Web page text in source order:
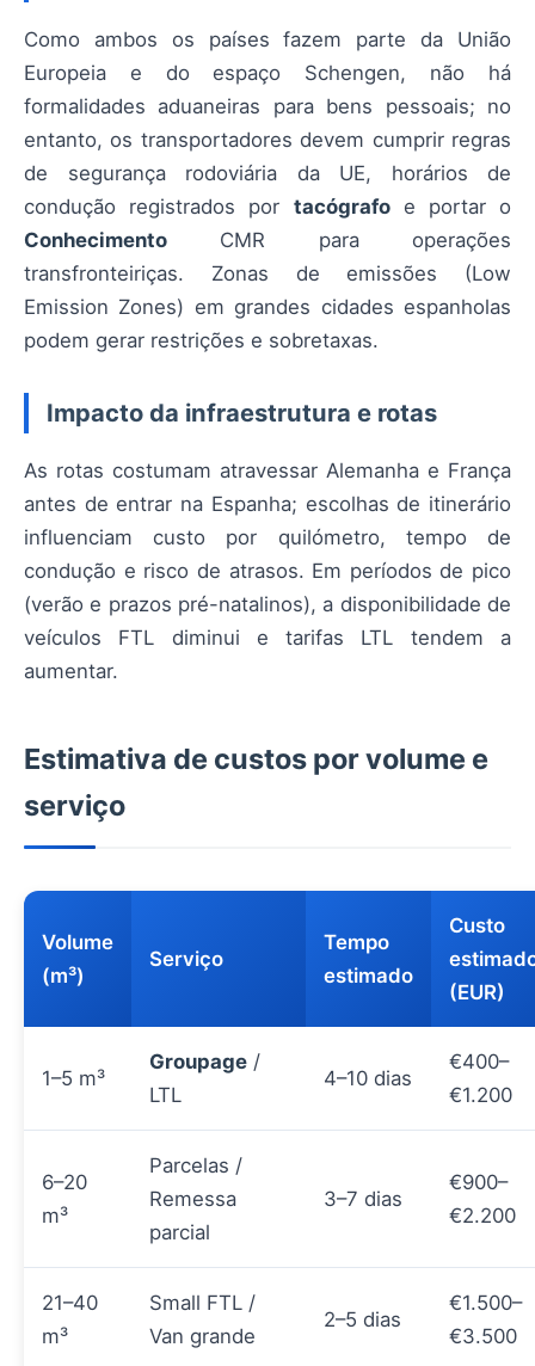
Como ambos os países fazem parte da União
Europeia e do espaço Schengen, não há
formalidades aduaneiras para bens pessoais; no
entanto, os transportadores devem cumprir regras
de segurança rodoviária da UE, horários de
condução registrados por tacógrafoe portar o
Conhecimento CMR para operações
transfronteiriças. Zonas de emissões (Low
Emission Zones) em grandes cidades espanholas
podem gerar restrições e sobretaxas.
Impacto da infraestrutura e rotas
As rotas costumam atravessar Alemanha e França
antes de entrar na Espanha; escolhas de itinerário
influenciam custo por quilómetro, tempo de
condução e risco de atrasos. Em períodos de pico
(verão e prazos pré-natalinos), a disponibilidade de
veículos FTL diminui e tarifas LTL tendem a
aumentar.
Estimativa de custos por volume e
serviço
Volume
(m³)
Serviço
Tempo
estimado
Custo
(EUR)
1–5 m³
Groupage /
LTL
4–10 dias
€400–
€1.200
6–20
m³
Parcelas /
Remessa
parcial
3–7 dias
€900–
€2.200
21–40
m³
Small FTL /
Van grande
2–5 dias
€1.500–
€3.500